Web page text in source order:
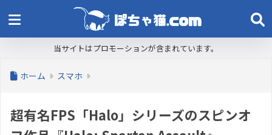
当サイトはプロモーションが含まれています。
ホーム スマホ
超有名FPS「Halo」シリーズのスピンオ